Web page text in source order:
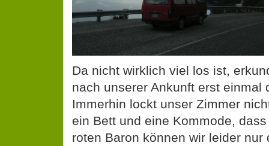
Da nicht wirklich viel los ist,
nach unserer Ankunft erst einmal
Immerhin lockt unser Zimmer
ein Bett und eine Kommode,
roten Baron können wir leider nur